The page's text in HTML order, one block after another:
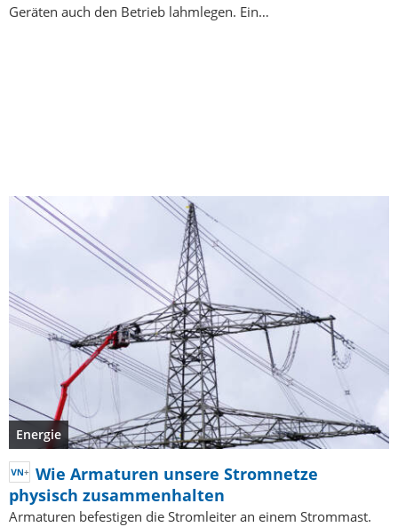
Geräten auch den Betrieb lahmlegen. Ein…
Energie
Wie Armaturen unsere Stromnetze
physisch zusammenhalten
Armaturen befestigen die Stromleiter an einem Strommast.